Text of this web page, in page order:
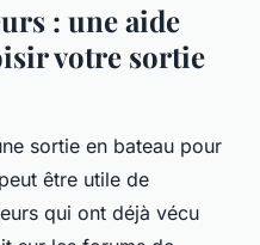
: une aide
votre sortie
sortie en bateau pour
être utile de
qui ont déjà vécu